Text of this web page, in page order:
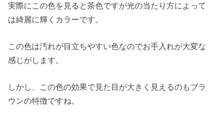
実際にこの色を見ると茶色ですが光の当たり方によって
は綺麗に輝くカラーです。
この色は汚れが目立ちやすい色なのでお手入れが大変な
感じがします。
しかし、この色の効果で見た目が大きく見えるのもブラ
ウンの特徴ですね。